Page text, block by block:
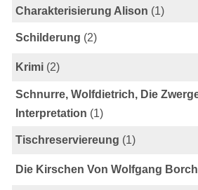
Charakterisierung Alison (1)
Schilderung (2)
Krimi (2)
Schnurre, Wolfdietrich, Die
Interpretation (1)
Tischreserviereung (1)
Die Kirschen Von Wolfgang